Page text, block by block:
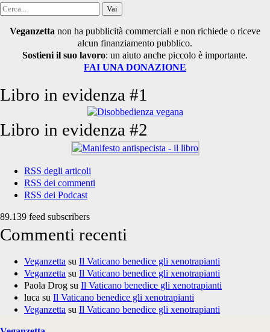
Cerca
Veganzetta non ha pubblicità commerciali e non richiede o riceve
alcun finanziamento pubblico.
Sostieni il suo lavoro: un aiuto anche piccolo è importante.
FAI UNA DONAZIONE
Libro in evidenza #1
Libro in evidenza #2
RSS degli articoli
RSS dei commenti
RSS dei Podcast
89.139 feed subscribers
Commenti recenti
Veganzetta su Il Vaticano benedice gli xenotrapianti
Veganzetta su Il Vaticano benedice gli xenotrapianti
Paola Drog su Il Vaticano benedice gli xenotrapianti
luca su Il Vaticano benedice gli xenotrapianti
Veganzetta su Il Vaticano benedice gli xenotrapianti